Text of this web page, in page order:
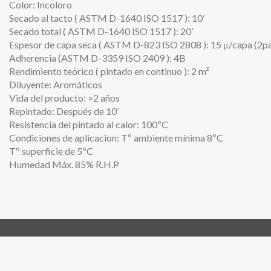
Color: Incoloro
Secado al tacto ( ASTM D-1640 ISO 1517 ): 10’
Secado total ( ASTM D-1640 ISO 1517 ): 20’
Espesor de capa seca ( ASTM D-823 ISO 2808 ): 15 μ/capa
Adherencia (ASTM D-3359 ISO 2409 ): 4B
Rendimiento teórico ( pintado en continuo ): 2 m²
Diluyente: Aromáticos
Vida del producto: >2 años
Repintado: Después de 10’
Resistencia del pintado al calor: 100ºC
Condiciones de aplicacion: Tº ambiente mínima 8ºC
Tº superficie de 5ºC
Humedad Máx. 85% R.H.P